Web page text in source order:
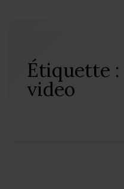
Étiquette :
video